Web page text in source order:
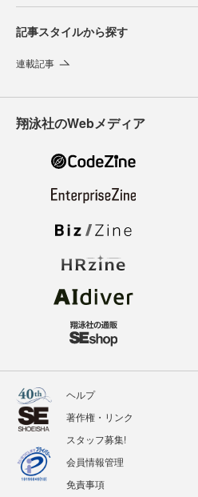
記事スタイルから探す
連載記事
翔泳社のWebメディア
ヘルプ
著作権・リンク
スタッフ募集!
会員情報管理
免責事項